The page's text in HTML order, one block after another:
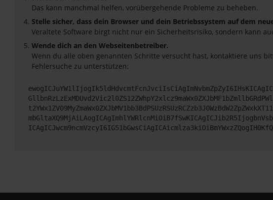
Das kann manchmal helfen, vorübergehende Probleme zu beheben.
Stelle sicher, dass dein Browser und dein Betriebssystem auf dem
Veraltete Software birgt nicht nur ein Sicherheitsrisiko, sondern kann
Wende dich an den Webseitenbetreiber.
Wenn du alle oben genannten Schritte versucht hast, kontaktiere uns
Fehlersuche zu unterstützen: